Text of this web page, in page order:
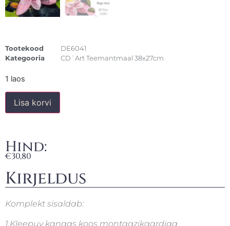
Tootekood
DE6041
Kategooria
CD´Art Teemantmaal 38x27cm
1 laos
Lisa korvi
Hind:
€30,80
Kirjeldus
Komplekt sisaldab:
1.Kleepuv kangas koos montaazikaardiga